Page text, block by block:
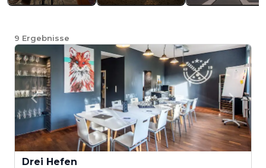
9 Ergebnisse
Drei Hefen